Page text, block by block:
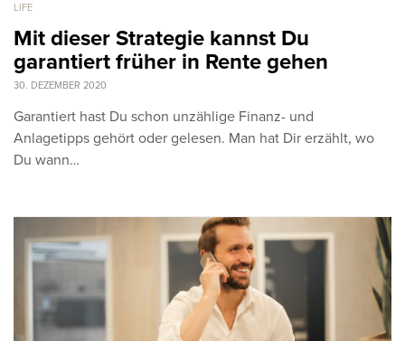
LIFE
Mit dieser Strategie kannst Du
garantiert früher in Rente gehen
30. DEZEMBER 2020
Garantiert hast Du schon unzählige Finanz- und
Anlagetipps gehört oder gelesen. Man hat Dir erzählt, wo
Du wann…